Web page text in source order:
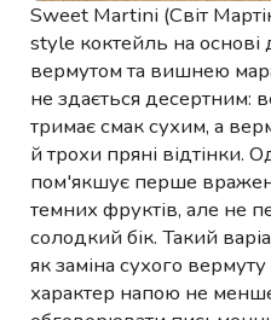
Sweet Martini (Світ
style коктейль на
вермутом та вишнею
не здається десертним:
тримає смак сухим, а
й трохи пряні відтінки.
пом'якшує перше
темних фруктів, але не
солодкий бік. Такий
як заміна сухого
характер напою не